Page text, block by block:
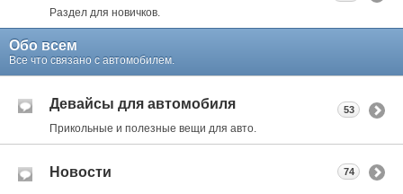
Раздел для новичков.
Обо всем
Все что связано с автомобилем.
Девайсы для автомобиля
Прикольные и полезные вещи для авто.
53
Новости 74